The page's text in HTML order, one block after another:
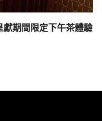
期間限定下午茶體驗